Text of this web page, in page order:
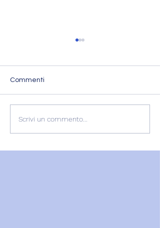
L'ESPERIENZA DI
Commenti
Scrivi un commento...